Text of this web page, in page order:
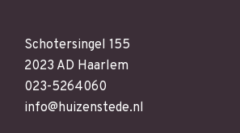
Schotersingel 155
2023 AD Haarlem
023-5264060
info@huizenstede.nl